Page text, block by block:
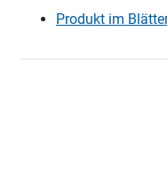
von aussen. Ein
Produkt im